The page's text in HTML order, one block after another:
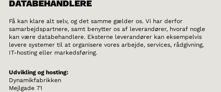
DATABEHANDLERE
Få kan klare alt selv, og det samme gælder os. Vi har derfor
samarbejdspartnere, samt benytter os af leverandører, hvoraf nogle
kan være databehandlere. Eksterne leverandører kan eksempelvis
levere systemer til at organisere vores arbejde, services, rådgivning,
IT-hosting eller markedsføring.
Udvikling og hosting:
Dynamikfabrikken
Mejlgade 71